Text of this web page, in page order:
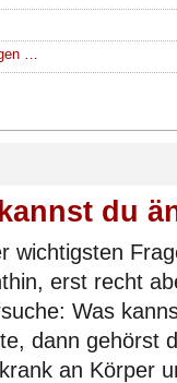
…
du
wichtigsten
erst recht
Was
dann gehörst
an Körper